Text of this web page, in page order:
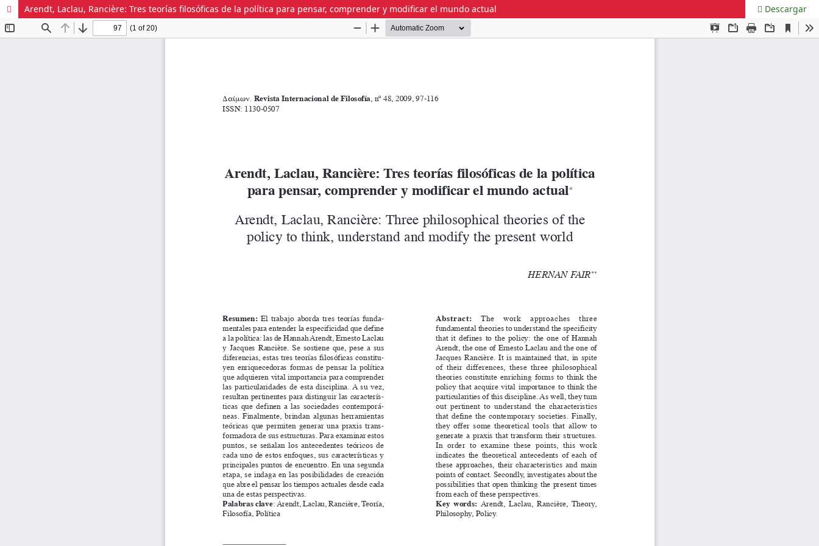
Arendt, Laclau, Rancière: Tres teorías filosóficas de la política para pensar, comprender y modificar el mundo actual Descargar